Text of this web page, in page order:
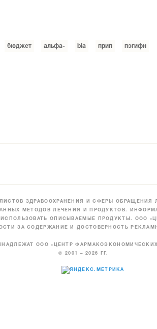
бюджет альфа- bia прип пэгифн
ЗДРАВООХРАНЕНИЯ И СФЕРЫ
МЕТОДОВ ЛЕЧЕНИЯ И ПРОДУКТОВ.
ОПИСЫВАЕМЫЕ ПРОДУКТЫ. ООО
ЗА СОДЕРЖАНИЕ И ДОСТОВЕРНОСТЬ
ООО «ЦЕНТР
© 2001 – 2026 ГГ.